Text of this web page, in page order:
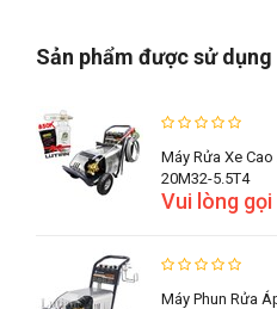
Sản phẩm được sử dụng
Máy Rửa Xe
20M32-5.5T4
Vui lòng gọi
Máy Phun Rửa